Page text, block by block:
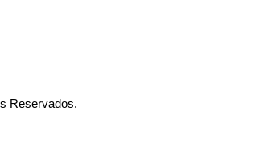
Reservados.